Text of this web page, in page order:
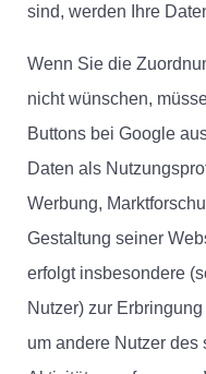
sind, werden Ihre
Wenn Sie die
nicht wünschen,
Buttons bei Google
Daten als
Werbung,
Gestaltung seiner
erfolgt insbesondere
Nutzer) zur
um andere Nutzer